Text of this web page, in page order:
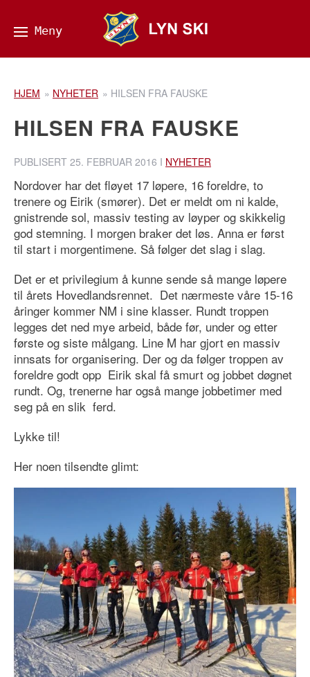
HJEM » NYHETER » HILSEN FRA FAUSKE
HILSEN FRA FAUSKE
PUBLISERT 25. FEBRUAR 2016 I NYHETER
Nordover har det fløyet 17 løpere, 16 foreldre, to
trenere og Eirik (smører). Det er meldt om ni kalde,
gnistrende sol, massiv testing av løyper og skikkelig
god stemning. I morgen braker det løs. Anna er først
til start i morgentimene. Så følger det slag i slag.
Det er et privilegium å kunne sende så mange løpere
til årets Hovedlandsrennet. Det nærmeste våre 15-16
åringer kommer NM i sine klasser. Rundt troppen
legges det ned mye arbeid, både før, under og etter
første og siste målgang. Line M har gjort en massiv
innsats for organisering. Der og da følger troppen av
foreldre godt opp Eirik skal få smurt og jobbet døgnet
rundt. Og, trenerne har også mange jobbetimer med
seg på en slik ferd.
Lykke til!
Her noen tilsendte glimt: